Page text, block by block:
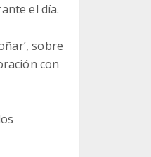
el día.
sobre
con